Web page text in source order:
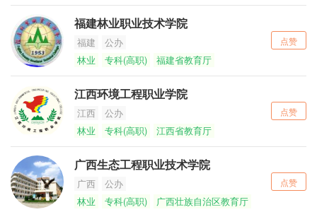
福建林业职业技术学院
福建
公办
林业
专科(高职) 福建省教育厅
点赞
江西环境工程职业学院
江西
公办
林业
专科(高职) 江西省教育厅
点赞
广西生态工程职业技术学院
广西
公办
林业
专科(高职) 广西壮族自治区教育厅
点赞